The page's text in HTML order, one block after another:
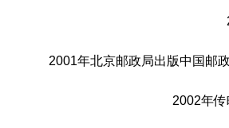
2001年北京邮政局出版中国邮
2002年传